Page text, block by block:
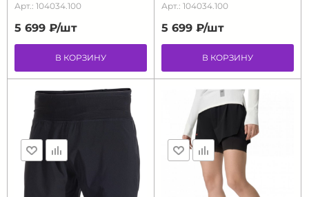
Арт.: 104034.100
5 699 ₽/шт
В КОРЗИНУ
Арт.: 104034.100
5 699 ₽/шт
В КОРЗИНУ